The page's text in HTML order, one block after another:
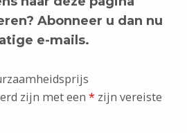
Abonneer u dan nu
e-mails.
zijn met een *zijn vereiste